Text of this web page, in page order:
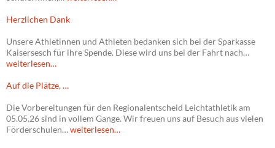
Herzlichen Dank
Unsere Athletinnen und Athleten bedanken sich bei der Sparkasse
Kaisersesch für ihre Spende. Diese wird uns bei der Fahrt nach…
weiterlesen…
Auf die Plätze, …
Die Vorbereitungen für den Regionalentscheid Leichtathletik am
05.05.26 sind in vollem Gange. Wir freuen uns auf Besuch aus vielen
Förderschulen…weiterlesen…